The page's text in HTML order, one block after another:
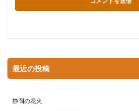
最近の投稿
静岡の花火